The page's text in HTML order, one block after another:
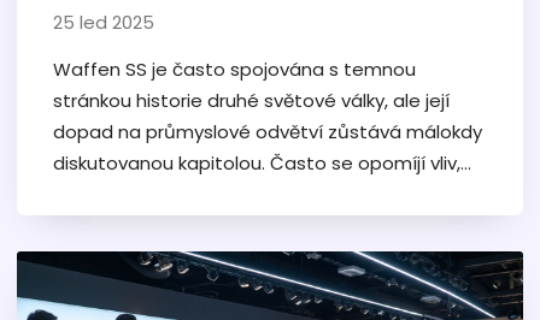
25 led 2025
Waffen SS je často spojována s temnou
stránkou historie druhé světové války, ale její
dopad na průmyslové odvětví zůstává málokdy
diskutovanou kapitolou. Často se opomíjí vliv,
článek se zaměřuje na průzkum historických
faktů, mýtů a spekulací týkajících se toho, jak